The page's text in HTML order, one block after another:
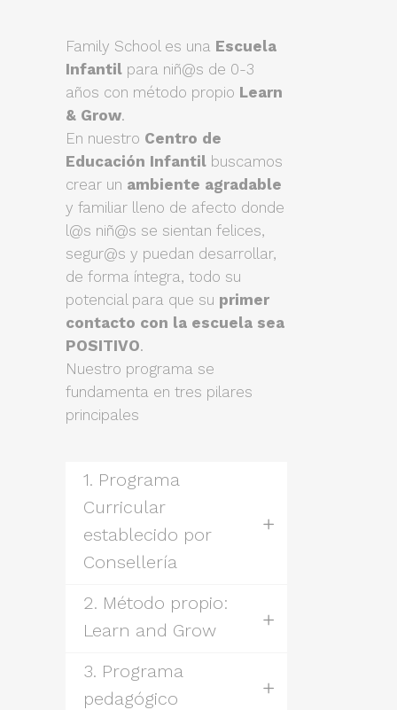
Family School es una Escuela
Infantil para niñ@s de 0-3
años con método propio Learn
& Grow.
En nuestro Centro de
Educación Infantil buscamos
crear un ambiente agradable
y familiar lleno de afecto donde
l@s niñ@s se sientan felices,
segur@s y puedan desarrollar,
de forma íntegra, todo su
potencial para que su primer
contacto con la escuela sea
POSITIVO.
Nuestro programa se
fundamenta en tres pilares
principales
1. Programa
Curricular
establecido por
Consellería
2. Método propio:
Learn and Grow
3. Programa
pedagógico